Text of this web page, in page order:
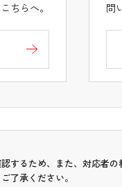
ちらへ。
問
するため、また、対応者の
了承ください。